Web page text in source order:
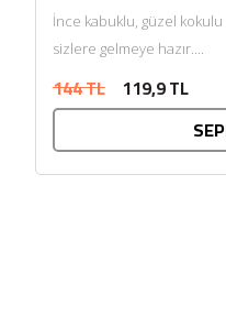
İnce kabuklu, güzel
sizlere gelmeye hazır....
144 TL 119,9 TL